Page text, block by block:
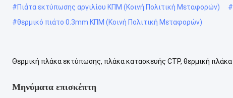
#Πιάτα εκτύπωσης αργιλίου ΚΠΜ (Κοινή Πολιτική Μεταφορών) #
#θερμικό πιάτο 0.3mm ΚΠΜ (Κοινή Πολιτική Μεταφορών)
Θερμική πλάκα εκτύπωσης, πλάκα κατασκευής CTP, θερμική
Μηνύματα επισκέπτη